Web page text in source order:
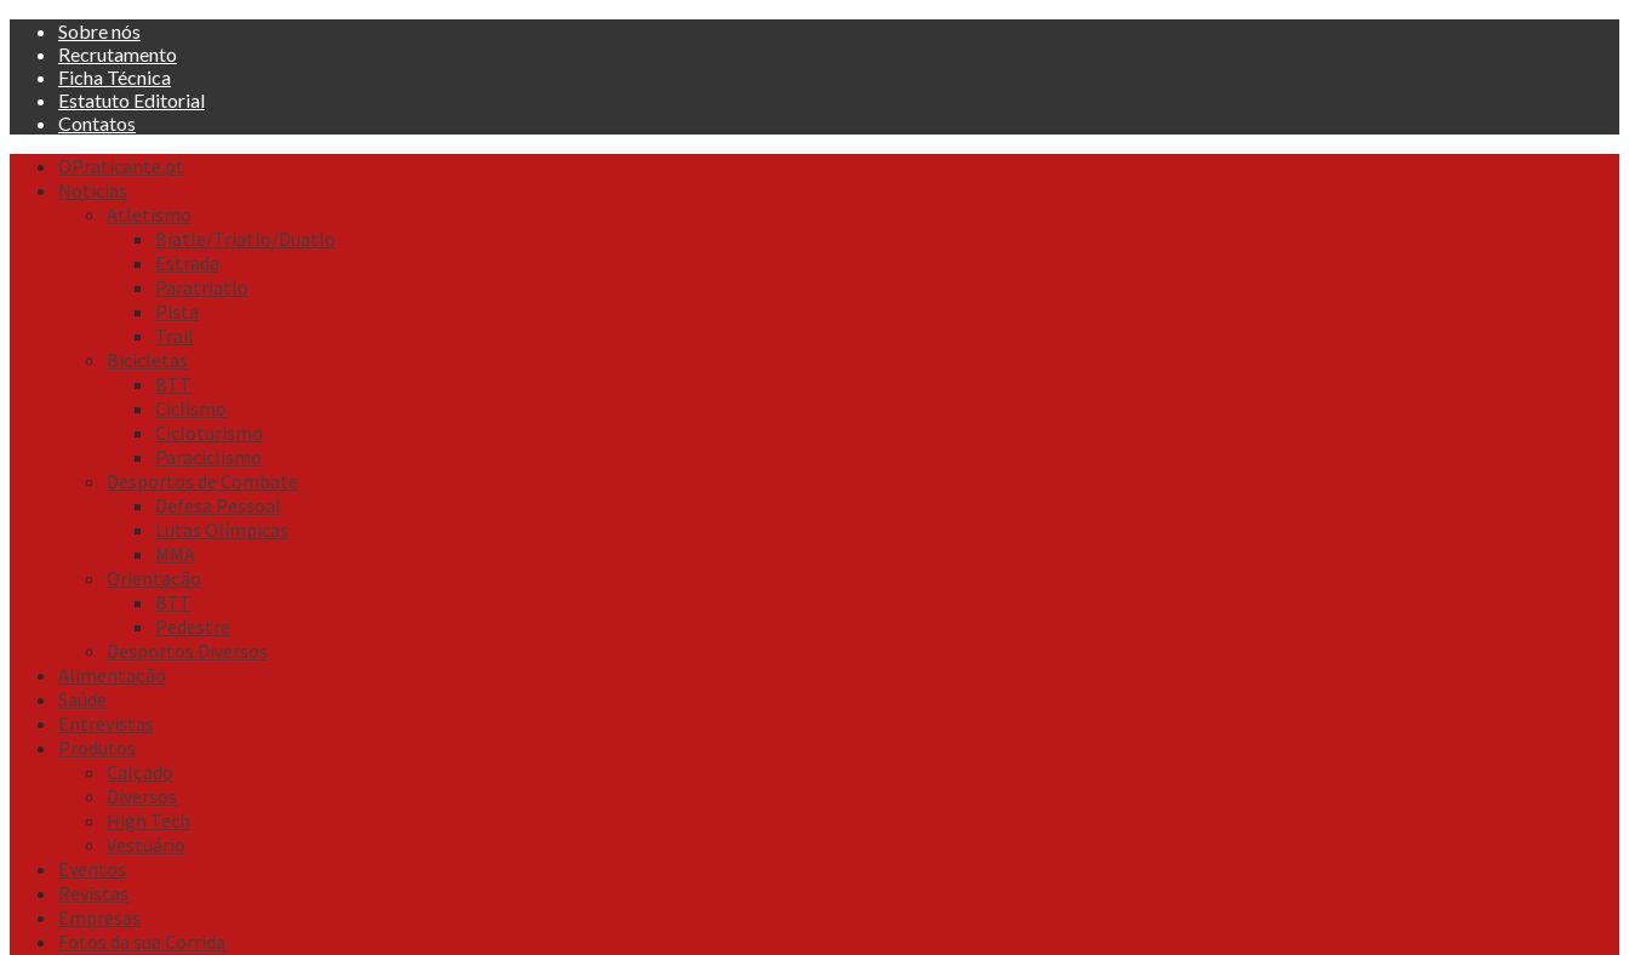
Skip
content
Sobre nós
Recrutamento
Ficha Técnica
Estatuto Editorial
Contatos
Primary
Menu
OPraticante.pt
Noticias
Atletismo
Biatle/Triatlo/Duatlo
Estrada
Paratriatlo
Pista
Trail
Bicicletas
BTT
Ciclismo
Cicloturismo
Paraciclismo
Desportos de Combate
Defesa Pessoal
Lutas Olímpicas
MMA
Orientação
BTT
Pedestre
Desportos Diversos
Alimentação
Saúde
Entrevistas
Produtos
Calçado
Diversos
High Tech
Vestuário
Eventos
Revistas
Empresas
Fotos da sua Corrida